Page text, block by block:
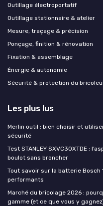
Outillage électroportatif
Outillage stationnaire & atelier
Mesure, traçage & précision
Ponçage, finition & rénovation
Fixation & assemblage
Énergie & autonomie
Sécurité & protection du
Les plus lus
Merlin outil : bien choisir et
sécurité
Test STANLEY SXVC30XTDE :
boulot sans broncher
Tout savoir sur la batterie Bosch
performants
Marché du bricolage 2026 :
gamme (et ce que vous y